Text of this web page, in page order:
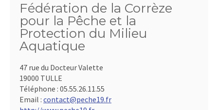
Fédération de la Corrèze
pour la Pêche et la
Protection du Milieu
Aquatique
47 rue du Docteur Valette
19000 TULLE
Téléphone : 05.55.26.11.55
Email : contact@peche19.fr